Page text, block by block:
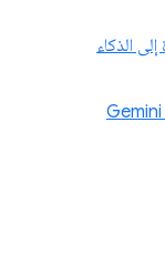
الذكاء